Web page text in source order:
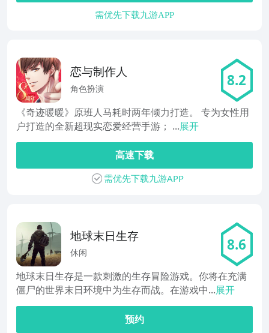
需优先下载九游APP
恋与制作人
角色扮演 8.2
《奇迹暖暖》原班人马耗时两年倾力打造。 专为女性用
户打造的全新超现实恋爱经营手游； ...展开
高速下载
需优先下载九游APP
地球末日生存
休闲 8.6
地球末日生存是一款刺激的生存冒险游戏。你将在充满
僵尸的世界末日环境中为生存而战。在游戏中...展开
预约